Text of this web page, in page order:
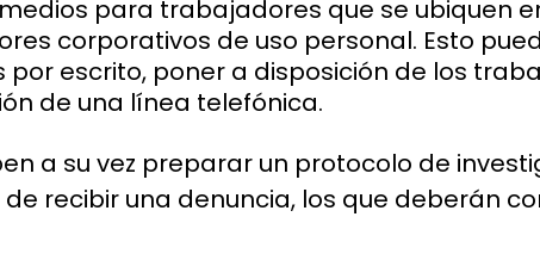
para trabajadores que se ubiquen
corporativos de uso personal. Esto
por escrito, poner a disposición de los
de una línea telefónica.
a su vez preparar un protocolo de
recibir una denuncia, los que deberán